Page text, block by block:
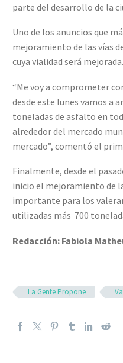
parte del desarrollo de la
Uno de los anuncios que
mejoramiento de las vías
cuya vialidad será mejorada.
“Me voy a comprometer
desde este lunes vamos a
toneladas de asfalto en
alrededor del mercado
mercado”, comentó el
Finalmente, desde el
inicio el mejoramiento de
importante para los
utilizadas más 700
Redacción: Fabiola
La Gente Propone